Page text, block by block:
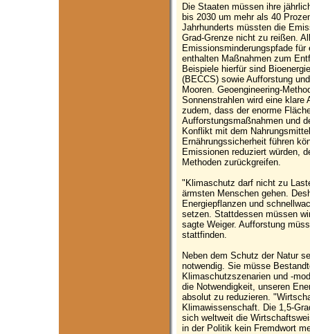
Die Staaten müssen ihre
bis 2030 um mehr als 40
Jahrhunderts müssten die
Grad-Grenze nicht zu reißen.
Emissionsminderungspfade für
enthalten Maßnahmen zum
Beispiele hierfür sind
(BECCS) sowie Aufforstung
Mooren. Geoengineering-
Sonnenstrahlen wird eine klare
zudem, dass der enorme
Aufforstungsmaßnahmen und
Konflikt mit dem
Ernährungssicherheit führen
Emissionen reduziert würden,
Methoden zurückgreifen.
"Klimaschutz darf nicht zu
ärmsten Menschen gehen.
Energiepflanzen und
setzen. Stattdessen müssen
sagte Weiger. Aufforstung
stattfinden.
Neben dem Schutz der Natur
notwendig. Sie müsse
Klimaschutzszenarien und -
die Notwendigkeit, unseren
absolut zu reduzieren.
Klimawissenschaft. Die 1,5-
sich weltweit die
in der Politik kein Fremdwort